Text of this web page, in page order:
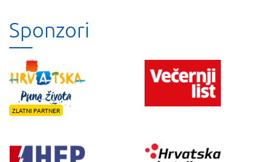
Sponzori
ZLATNI PARTNER